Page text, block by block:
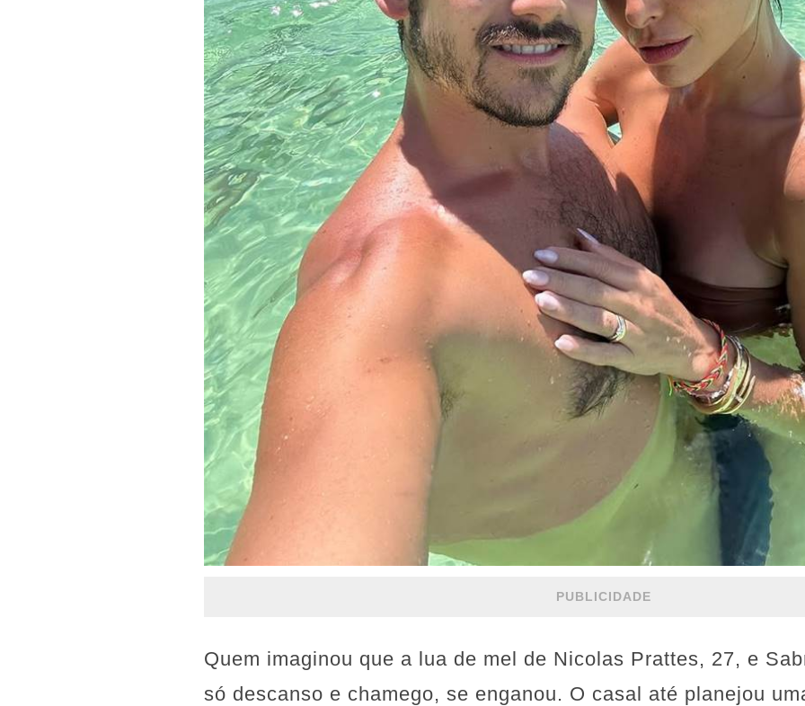
PUBLICIDADE
Quem imaginou que a lua de mel de Nicolas Prattes, 27, e
só descanso e chamego, se enganou. O casal até planejou